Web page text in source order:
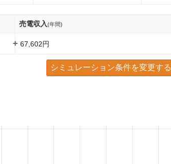
売電収入(年間)
+ 67,602円
シミュレーション条件を変更する